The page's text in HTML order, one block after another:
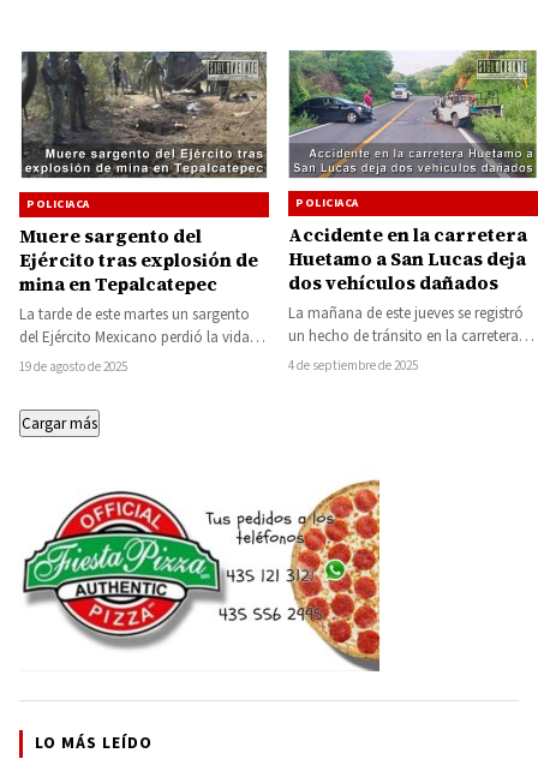
POLICIACA
Muere sargento del
Ejército tras explosión de
mina en Tepalcatepec
La tarde de este martes un sargento
del Ejército Mexicano perdió la vida
luego de resultar gravemente herido…
19 de agosto de 2025
POLICIACA
Accidente en la carretera
Huetamo a San Lucas deja
dos vehículos dañados
La mañana de este jueves se registró
un hecho de tránsito en la carretera
federal Huetamo–Ciudad Altamirano,
4 de septiembre de 2025
Cargar más
LO MÁS LEÍDO